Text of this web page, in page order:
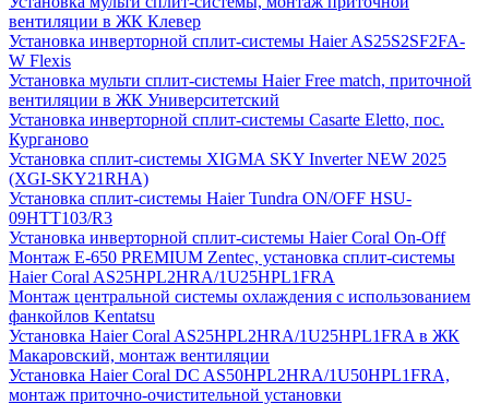
вентиляции в ЖК Клевер
Установка инверторной сплит-системы Haier AS25S2SF2FA-
W Flexis
Установка мульти сплит-системы Haier Free match, приточной
вентиляции в ЖК Университетский
Установка инверторной сплит-системы Casarte Eletto, пос.
Курганово
Установка сплит-системы XIGMA SKY Inverter NEW 2025
(XGI-SKY21RHA)
Установка сплит-системы Haier Tundra ON/OFF HSU-
09HTT103/R3
Установка инверторной сплит-системы Haier Coral On-Off
Монтаж E-650 PREMIUM Zentec, установка сплит-системы
Haier Coral AS25HPL2HRA/1U25HPL1FRA
Монтаж центральной системы охлаждения с использованием
фанкойлов Kentatsu
Установка Haier Coral AS25HPL2HRA/1U25HPL1FRA в ЖК
Макаровский, монтаж вентиляции
Установка Haier Coral DC AS50HPL2HRA/1U50HPL1FRA,
монтаж приточно-очистительной установки